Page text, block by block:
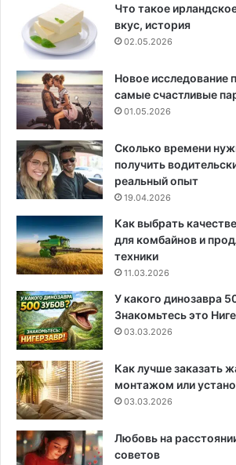
Что такое
вкус, история
02.05.2026
Новое исследование
самые счастливые
01.05.2026
Сколько времени
получить
реальный опыт
19.04.2026
Как выбрать
для комбайнов и
техники
11.03.2026
У какого динозавра
Знакомьтесь это
03.03.2026
Как лучше заказать
монтажом или
03.03.2026
Любовь на
советов